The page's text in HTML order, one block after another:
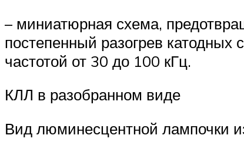
– миниатюрная схема,
постепенный разогрев катодных
частотой от 30 до 100 кГц.
КЛЛ в разобранном виде
Вид люминесцентной лампочки